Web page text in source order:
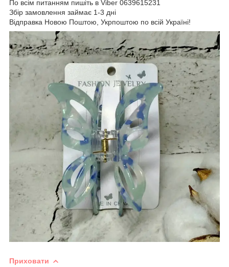
По всім питанням пишіть в Viber 0639615231
Збір замовлення займає 1-3 дні
Відправка Новою Поштою, Укрпоштою по всій Україні!
Приховати